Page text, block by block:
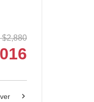
$2,880